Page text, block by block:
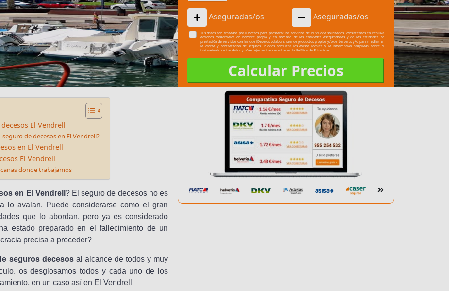
Aseguradas/os Aseguradas/os
Tus datos son tratados por iDecesos para prestarte los servicios de búsqueda solicitados, consistentes en realizar
acciones comerciales en nombre propio y en nombre de las entidades aseguradoras y de las entidades de
prestación de servicios con las que iDecesos colabora, sea de productos propios y/o de terceros y/o para mediar en
la oferta y contratación de seguros. Puedes consultar los avisos legalesy la información ampliada sobre el
tratamiento de tus datos y cómo ejercer tus derechos en la Política de Privacidad.
Calcular Precios
El Vendrell
de decesos en El Vendrell?
en El Vendrell
El Vendrell
donde trabajamos
en El Vendrell ? El seguro de decesos no es
lo avalan. Puede considerarse como el gran
que lo abordan, pero ya es considerado
estado preparado en el fallecimiento de un
precisa a proceder?
seguros decesosal alcance de todos y muy
os desglosamos todos y cada uno de los
en un caso así en El Vendrell.